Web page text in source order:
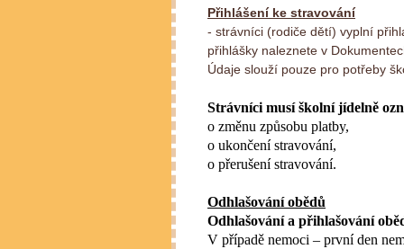
Přihlášení ke stravování
- strávníci (rodiče dětí) vyplní
přihlášky naleznete v
Údaje slouží pouze pro potřeby
Strávníci musí školní jídelně
o změnu způsobu platby,
o ukončení stravování,
o přerušení stravování.
Odhlašování obědů
Odhlašování a přihlašování
V případě nemoci – první den